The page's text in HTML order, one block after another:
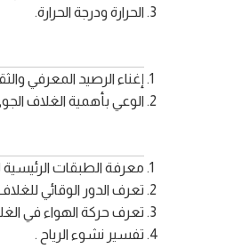
الحرارة ودرجة الحرارة.
إغناء الرصيد المعرفي
الوعي بأهمية الغلاف
معرفة الطبقات الرئيسية
تعرف الدور الوقائي
تعرف حركة الهواء في
تفسير نشوء الرياح .